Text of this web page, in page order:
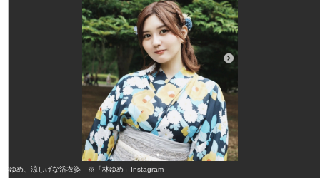
林ゆめ、涼しげな浴衣姿 ※「林ゆめ」Instagram